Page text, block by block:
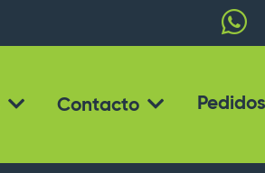
Contacto Pedidos